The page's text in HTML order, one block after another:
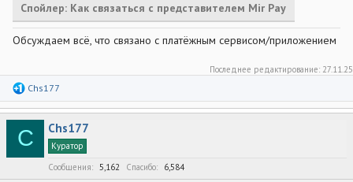
Спойлер: Как связаться с представителем Mir Pay
Обсуждаем всё, что связано с платёжным сервисом/приложением
Последнее редактирование: 27.11.25
Р
а
к
ц
и
Chs177
C Chs177
Куратор
Сообщения
5,162 Спасибо 6,584